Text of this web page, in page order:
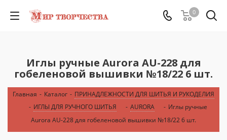
0
Иглы ручные Aurora AU-228 для
гобеленовой вышивки №18/22 6 шт.
Главная - Каталог - ПРИНАДЛЕЖНОСТИ ДЛЯ ШИТЬЯ И РУКОДЕЛИЯ
- ИГЛЫ ДЛЯ РУЧНОГО ШИТЬЯ - AURORA - Иглы ручные
Aurora AU-228 для гобеленовой вышивки №18/22 6 шт.